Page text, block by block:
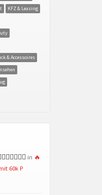
KFZ & Leasing
& Accessoires
in 🔥
60k P